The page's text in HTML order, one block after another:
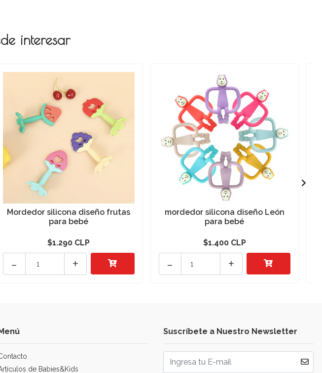
interesar
Mordedor silicona diseño frutas
para bebé
$1.290 CLP
+
-
mordedor silicona diseño León
para bebé
$1.400 CLP
+
-
de Babies&Kids
Suscríbete a Nuestro Newsletter